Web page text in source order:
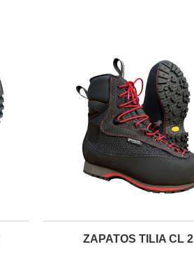
ZAPATOS TILIA CL 2